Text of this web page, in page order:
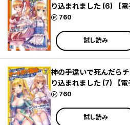
り込まれました (6) 【電
760
ポイント
試し読み
神の手違いで死んだら
り込まれました (7) 【電
760
ポイント
試し読み